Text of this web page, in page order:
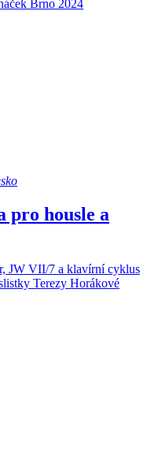
Brno 2024
pro housle a
JW VII/7 a klavírní cyklus
Terezy Horákové